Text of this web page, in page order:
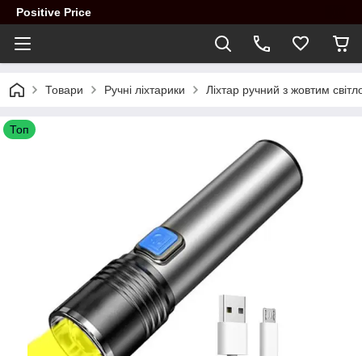
Positive Price
Товари Ручні ліхтарики Ліхтар ручний з жовтим
Топ